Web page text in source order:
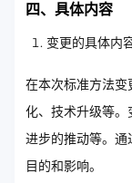
四、具体内容
变更的具体内
在本次标准方法
化、技术升级等
进步的推动等。
目的和影响。